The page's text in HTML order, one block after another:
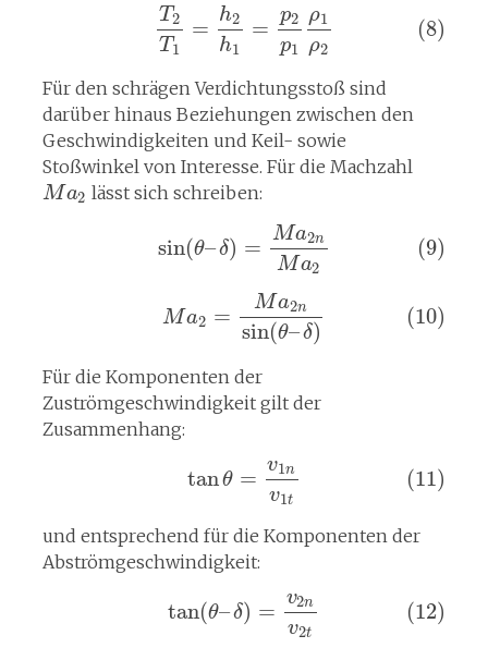
T2
T 1
=
h2
h1
=
p2
p1
ρ1
ρ2
(8)
Für den schrägen Verdichtungsstoß sind
darüber hinaus Beziehungen zwischen den
Geschwindigkeiten und Keil- sowie
Stoßwinkel von Interesse. Für die Machzahl
Ma2 lässt sich schreiben:
sin(θ–δ) =
Ma2n
Ma2
(9)
Ma2 =
Ma2n
sin(θ–δ)
(10)
Für die Komponenten der
Zuströmgeschwindigkeit gilt der
Zusammenhang:
tanθ =
v1n
v1t
(11)
und entsprechend für die Komponenten der
Abströmgeschwindigkeit:
tan(θ–δ) =
v2n
v2t
(12)